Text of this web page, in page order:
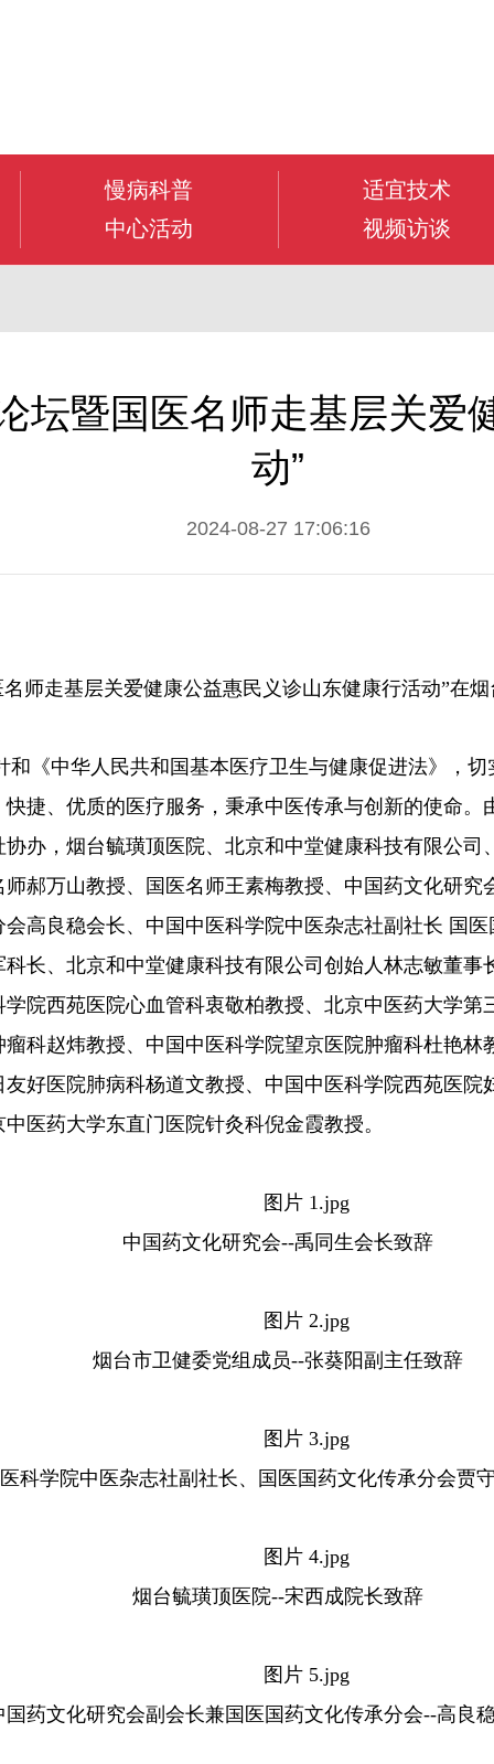
慢病科普
中心活动
适宜技术
视频访谈
坛暨国医名师走基层关爱
动”
2024-08-27 17:06:16
师走基层关爱健康公益惠民义诊山东健康行活动”在烟
《中华人民共和国基本医疗卫生与健康促进法》，
捷、优质的医疗服务，秉承中医传承与创新的使命
办，烟台毓璜顶医院、北京和中堂健康科技有限公
郝万山教授、国医名师王素梅教授、中国药文化研
高良稳会长、中国中医科学院中医杂志社副社长 国
长、北京和中堂健康科技有限公司创始人林志敏董
院西苑医院心血管科衷敬柏教授、北京中医药大学
科赵炜教授、中国中医科学院望京医院肿瘤科杜艳
好医院肺病科杨道文教授、中国中医科学院西苑医
医药大学东直门医院针灸科倪金霞教授。
中国药文化研究会--禹同生会长致辞
烟台市卫健委党组成员--张葵阳副主任致辞
科学院中医杂志社副社长、国医国药文化传承分会贾
烟台毓璜顶医院--宋西成院长致辞
药文化研究会副会长兼国医国药文化传承分会--高良